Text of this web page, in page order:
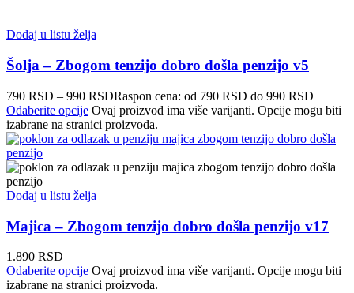
Dodaj u listu želja
Šolja – Zbogom tenzijo dobro došla penzijo v5
790 RSD – 990 RSDRaspon cena: od 790 RSD do 990 RSD
Odaberite opcije Ovaj proizvod ima više varijanti. Opcije mogu biti
izabrane na stranici proizvoda.
Dodaj u listu želja
Majica – Zbogom tenzijo dobro došla penzijo v17
1.890 RSD
Odaberite opcije Ovaj proizvod ima više varijanti. Opcije mogu biti
izabrane na stranici proizvoda.